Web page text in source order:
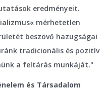
eredményeit.
mérhetetlen
beszövő hazugságai
tradicionális és pozitív
a feltárás munkáját."
és Társadalom